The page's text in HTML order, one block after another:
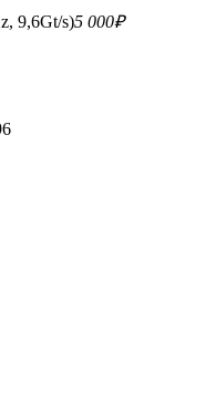
9,6Gt/s)5 000₽